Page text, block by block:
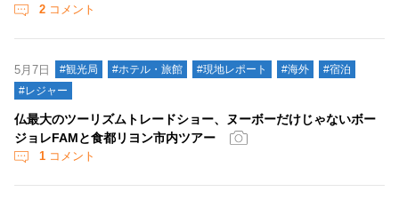
2 コメント
5月7日 #観光局 #ホテル・旅館 #現地レポート #海外
#宿泊
#レジャー
仏最大のツーリズムトレードショー、ヌーボーだけじゃないボー
ジョレFAMと食都リヨン市内ツアー
1 コメント